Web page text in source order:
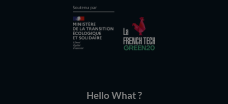
Hello What ?